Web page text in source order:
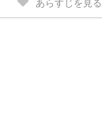
あらすじを見る